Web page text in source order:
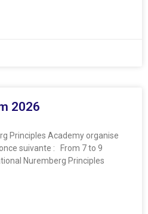
2026
Principles Academy organise
suivante : From 7 to 9
Nuremberg Principles